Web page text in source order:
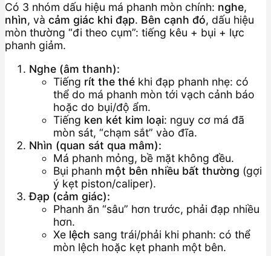
Có 3 nhóm dấu hiệu má phanh mòn chính: nghe,
nhìn, và cảm giác khi đạp. Bên cạnh đó, dấu hiệu
mòn thường “đi theo cụm”: tiếng kêu + bụi + lực
phanh giảm.
Nghe (âm thanh):
Tiếng rít the thé khi đạp phanh nhẹ: có
thể do má phanh mòn tới vạch cảnh báo
hoặc do bụi/độ ẩm.
Tiếng ken két kim loại: nguy cơ má đã
mòn sát, “chạm sắt” vào đĩa.
Nhìn (quan sát qua mâm):
Má phanh mỏng, bề mặt không đều.
Bụi phanh một bên nhiều bất thường (gợi
ý kẹt piston/caliper).
Đạp (cảm giác):
Phanh ăn “sâu” hơn trước, phải đạp nhiều
hơn.
Xe lệch sang trái/phải khi phanh: có thể
mòn lệch hoặc kẹt phanh một bên.